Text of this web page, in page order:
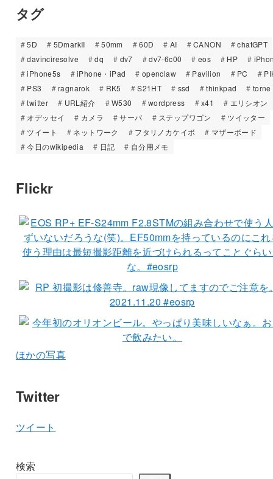
タグ
5D 5DmarkII 50mm 60D AI CANON
chatGPT
davinciresolve
dq dv7 dv7-6c00 eos HP
iPhone5s
iPhone・iPad openclaw Pavilion PC
PS3
ragnarok RK5 S21HT ssd thinkpad
torne
twitter
URL紹介 W530 wordpress x41
エリシオン
オデッセイ
カメラ サーバ ステップワゴン
ツイッター
ツイート
ネットワーク フタリノカケイボ
マザーボード
今日のwikipedia
日記 自分用メモ
Flickr
ほかの写真
Twitter
ツイート
検索